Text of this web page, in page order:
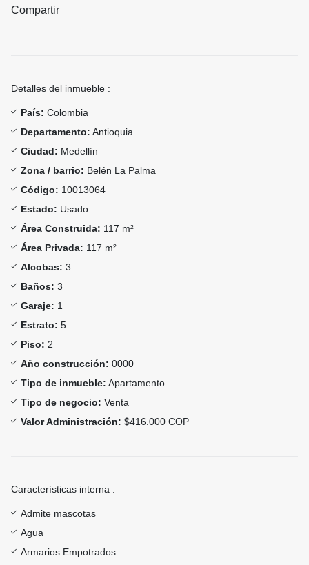
Compartir
Detalles del inmueble :
País: Colombia
Departamento: Antioquia
Ciudad: Medellín
Zona / barrio: Belén La Palma
Código: 10013064
Estado: Usado
Área Construida: 117 m²
Área Privada: 117 m²
Alcobas: 3
Baños: 3
Garaje: 1
Estrato: 5
Piso: 2
Año construcción: 0000
Tipo de inmueble: Apartamento
Tipo de negocio: Venta
Valor Administración: $416.000 COP
Características interna :
Admite mascotas
Agua
Armarios Empotrados